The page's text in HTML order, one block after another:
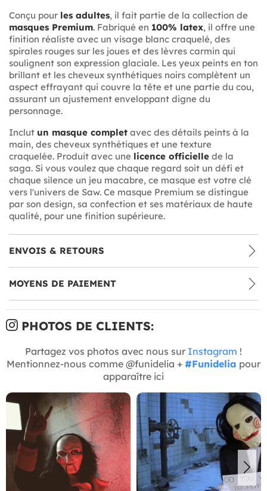
Conçu pour les adultes, il fait partie de la collection de
masques Premium. Fabriqué en 100% latex, il offre une
finition réaliste avec un visage blanc craquelé, des
spirales rouges sur les joues et des lèvres carmin qui
soulignent son expression glaciale. Les yeux peints en ton
brillant et les cheveux synthétiques noirs complètent un
aspect effrayant qui couvre la tête et une partie du cou,
assurant un ajustement enveloppant digne du
personnage.
Inclut un masque complet avec des détails peints à la
main, des cheveux synthétiques et une texture
craquelée. Produit avec une licence officielle de la
saga. Si vous voulez que chaque regard soit un défi et
chaque silence un jeu macabre, ce masque est votre clé
vers l'univers de Saw. Ce masque Premium se distingue
par son design, sa confection et ses matériaux de haute
qualité, pour une finition supérieure.
ENVOIS & RETOURS
MOYENS DE PAIEMENT
PHOTOS DE CLIENTS:
Partagez vos photos avec nous sur Instagram !
Mentionnez-nous comme @funidelia + #Funidelia pour
apparaître ici